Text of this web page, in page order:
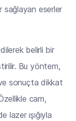
sağlayan eserler
belirli bir
Bu yöntem,
sonuçta dikkat
cam,
ışığıyla